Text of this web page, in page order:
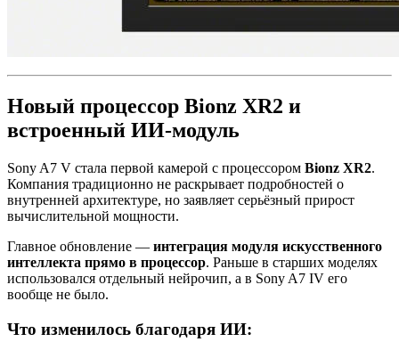
Новый процессор Bionz XR2 и
встроенный ИИ-модуль
Sony A7 V стала первой камерой с процессором Bionz XR2.
Компания традиционно не раскрывает подробностей о
внутренней архитектуре, но заявляет серьёзный прирост
вычислительной мощности.
Главное обновление — интеграция модуля искусственного
интеллекта прямо в процессор. Раньше в старших моделях
использовался отдельный нейрочип, а в Sony A7 IV его
вообще не было.
Что изменилось благодаря ИИ: